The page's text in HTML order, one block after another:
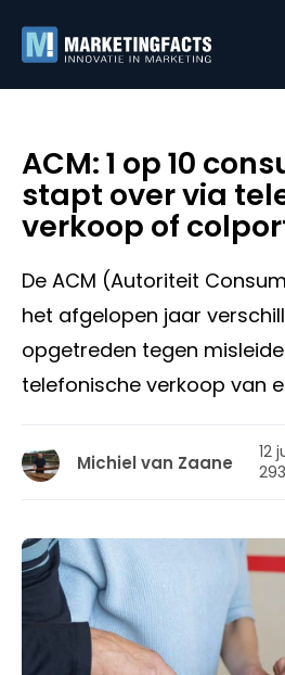
ACM: 1 op 10
stapt over via
verkoop of
De ACM (Autoriteit
het afgelopen jaar
opgetreden tegen
telefonische verkoop van
Michiel van Zaane
12